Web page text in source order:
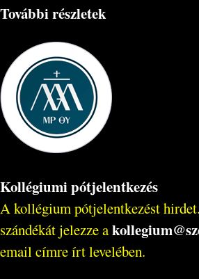
További részletek
Kollégiumi pótjelentkezés
A kollégium pótjelentkezést
szándékát jelezze a
email címre írt levelében.